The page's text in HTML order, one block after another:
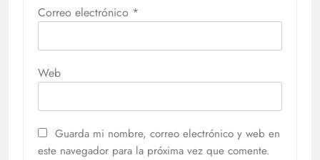
Correo electrónico *
Web
Guarda mi nombre, correo electrónico y web en
este navegador para la próxima vez que comente.